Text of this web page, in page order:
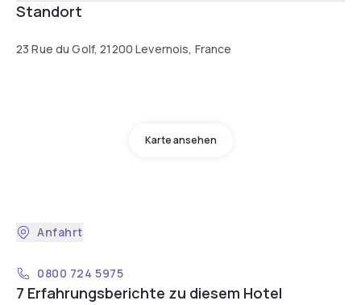
Standort
23 Rue du Golf, 21200 Levernois, France
Karte ansehen
Anfahrt
0800 724 5975
7 Erfahrungsberichte zu diesem Hotel